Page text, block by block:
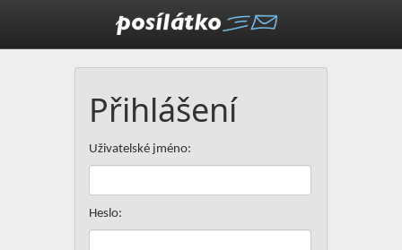
Přihlášení
Uživatelské jméno:
Heslo: